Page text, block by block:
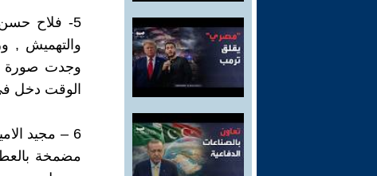
5- فلاح
وجدت صورة
الوقت دخل
6 – مجيد
مضمخة